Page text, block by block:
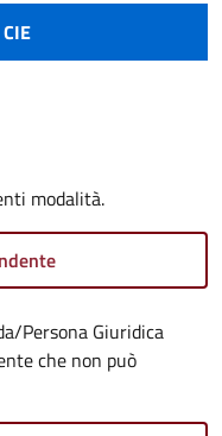
modalità.
Persona Giuridica
che non può